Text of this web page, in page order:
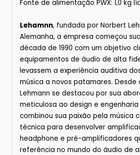
Fonte de alimentação PWX: 1,0 kg
Lehamnn, fundada por Norbert
Alemanha, a empresa começou
década de 1990 com um objetivo
equipamentos de áudio de alta
levassem a experiência auditiva
música a novos patamares. Desde
Lehmann se destacou por sua
meticulosa ao design e
combinou sua paixão pela música
técnica para desenvolver
headphone e pré-amplificadores
referência no mundo do áudio de